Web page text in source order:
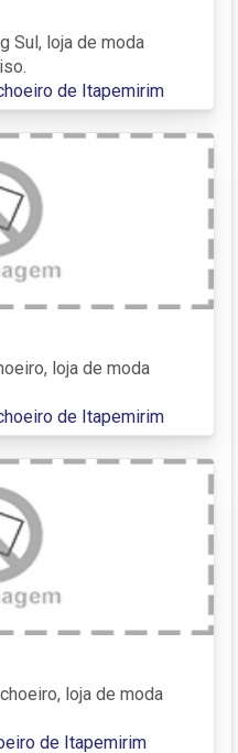
Sul, loja de moda
de Itapemirim
loja de moda
de Itapemirim
loja de moda
de Itapemirim